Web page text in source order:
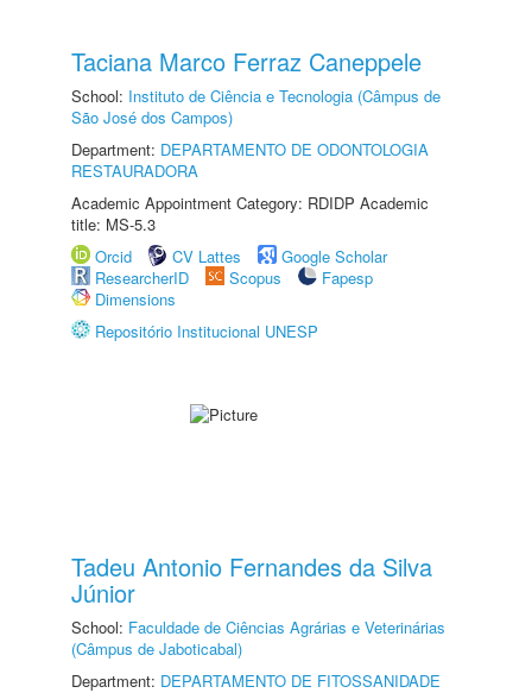
Taciana Marco Ferraz Caneppele
School: Instituto de Ciência e Tecnologia (Câmpus de
São José dos Campos)
Department: DEPARTAMENTO DE ODONTOLOGIA
RESTAURADORA
Academic Appointment Category: RDIDP Academic
title: MS-5.3
Orcid
CV Lattes
Google Scholar
ResearcherID
Scopus
Fapesp
Dimensions
Repositório Institucional UNESP
Tadeu Antonio Fernandes da Silva
Júnior
School: Faculdade de Ciências Agrárias e Veterinárias
(Câmpus de Jaboticabal)
Department: DEPARTAMENTO DE FITOSSANIDADE